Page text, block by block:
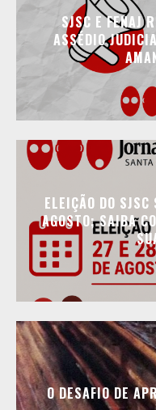
SJSC E FENAJ
ASSÉDIO
ELEIÇÃO DO
AGOSTO; SAIBA
O DESAFIO DE